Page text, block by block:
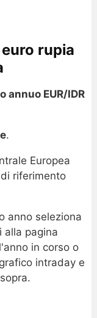
rupia
annuo EUR/IDR
.
Europea
riferimento
anno seleziona
alla pagina
in corso o
intraday e